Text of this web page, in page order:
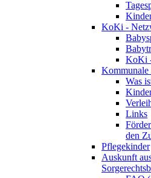
KoKi -
KoKi
Kommunale
Was
Links
den
Pflegekinder
Auskunft